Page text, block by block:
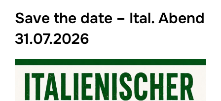
Save the date – Ital. Abend
31.07.2026